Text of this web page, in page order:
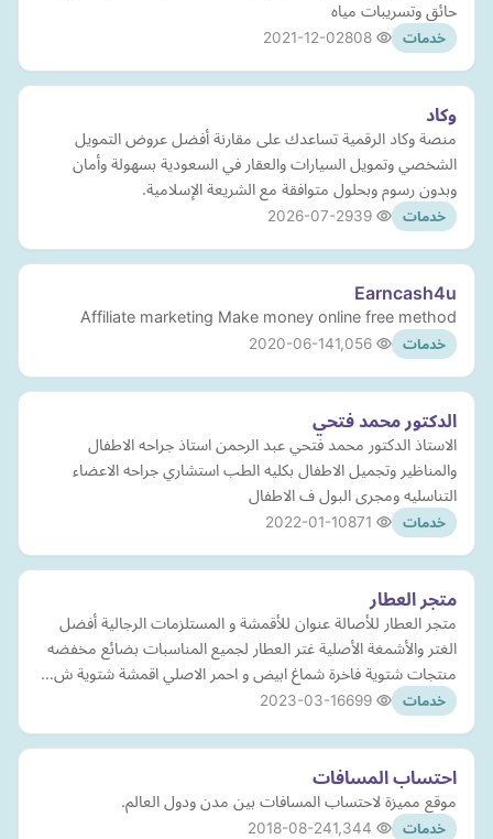
حائق وتسريبات مياه
خدمات 2021-12-02
وكاد
منصة وكاد الرقمية تساعدك على مقارنة أفضل عروض التمويل
الشخصي وتمويل السيارات والعقار في السعودية بسهولة وأمان
وبدون رسوم وبحلول متوافقة مع الشريعة الإسلامية.
خدمات 2026-07-29
Earncash4u
Affiliate marketing Make money online free method
خدمات 2020-06-14
الدكتور محمد فتحي
الاستاذ الدكتور محمد فتحي عبد الرحمن استاذ جراحه الاطفال
والمناظير وتجميل الاطفال بكليه الطب استشاري جراحه الاعضاء
التناسليه ومجرى البول ف الاطفال
خدمات 2022-01-10
متجر العطار
متجر العطار للأصالة عنوان للأقمشة و المستلزمات الرجالية أفضل
الغتر والأشمغة الأصلية غتر العطار لجميع المناسبات بضائع مخفضه
منتجات شتوية فاخرة شماغ ابيض و احمر الاصلي اقمشة شتوية ش…
خدمات 2023-03-16
احتساب المسافات
موقع مميزة لاحتساب المسافات بين مدن ودول العالم.
خدمات 2018-08-24